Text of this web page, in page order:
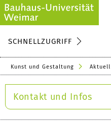
SCHNELLZUGRIFF
Kunst und Gestaltung Aktuell
Kontakt und Infos